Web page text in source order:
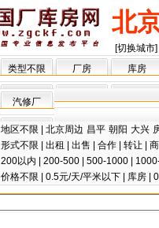
北
[切换城市]
类型不限
厂房 库房
汽修厂
地区不限 北京周边 昌平 朝阳 大兴
形式不限 出租 出售 合作 转让
200以内 200-500 500-1000
价格不限 0.5元/天/平米以下 库房